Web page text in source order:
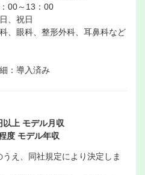
：00
、祝日
、眼科、整形外科、耳鼻科など
：導入済み
以上 モデル月収
度 モデル年収
え、同社規定により決定しま